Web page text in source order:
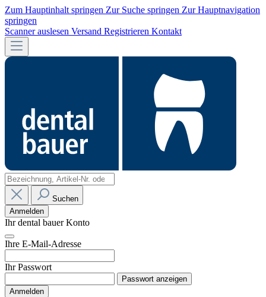
Zum Hauptinhalt springen Zur Suche springen Zur Hauptnavigation
springen
Scanner auslesen Versand Registrieren Kontakt
Suchen
Anmelden
Ihr dental bauer Konto
Ihre E-Mail-Adresse
Ihr Passwort
Passwort anzeigen
Anmelden